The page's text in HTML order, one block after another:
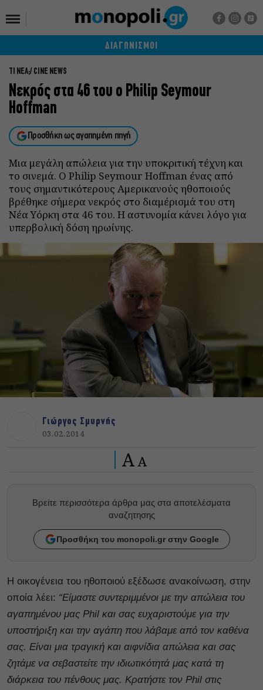
ΔΙΑΓΩΝΙΣΜΟΙ
ΤΙ ΝΕΑ; CINE NEWS
Νεκρός στα 46 του ο Philip Seymour
Hoffman
Προσθήκη ως αγαπημένη πηγή
Mια μεγάλη απώλεια για την υποκριτική τέχνη και
το σινεμά. O Philip Seymour Hoffman ένας από
τους σημαντικότερους Αμερικανούς ηθοποιούς
βρέθηκε σήμερα νεκρός στο διαμέρισμά του στη
Νέα Υόρκη στα 46 του. Η αστυνομία κάνει λόγο για
υπερβολική δόση ηρωίνης.
Γιώργος Σμυρνής
03.02.2014
A A
Βρείτε περισσότερα άρθρα μας στα αποτελέσματα
αναζητησης
Προσθήκη του monopoli.gr στην Google
Η οικογένεια του ηθοποιού εξέδωσε ανακοίνωση, στην
οποία λέει: “Είμαστε συντεριμμένοι με την απώλεια του
αγαπημένου μας Phil και σας ευχαριστούμε για την
υποστήριξη και την αγάπη που λάβαμε από τον καθένα
σας. Είναι μια τραγική και αιφνίδια απώλεια και σας
ζητάμε να σεβαστείτε την ιδιωτικότητά μας κατά τη
διάρκεια του πένθους μας. Κρατήστε τον Phil στις